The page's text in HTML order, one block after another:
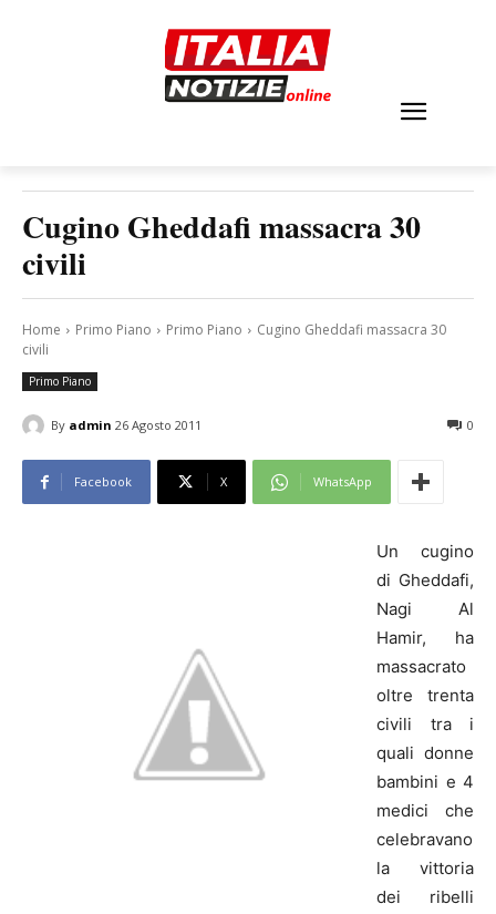
Cugino Gheddafi massacra 30
civili
Home Primo Piano Primo Piano
Cugino Gheddafi massacra 30
civili
Primo Piano
By admin 26 Agosto 2011 0
Facebook X WhatsApp
Un cugino
di Gheddafi,
Nagi Al
Hamir, ha
massacrato
oltre trenta
civili tra i
quali donne
bambini e 4
medici che
celebravano
la vittoria
dei ribelli